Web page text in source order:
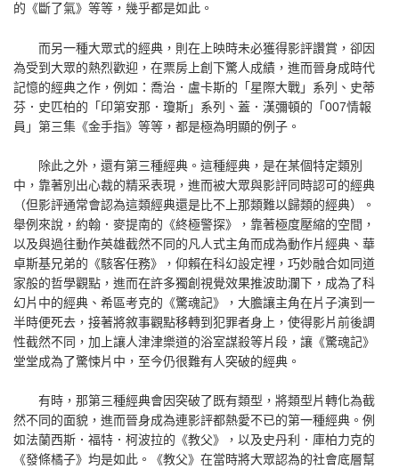
的《斷了氣》等等，幾乎都是如此。
而另一種大眾式的經典，則在上映時未必獲得影評讚賞，卻因
為受到大眾的熱烈歡迎，在票房上創下驚人成績，進而晉身成時代
記憶的經典之作，例如：喬治．盧卡斯的「星際大戰」系列、史蒂
芬．史匹柏的「印第安那．瓊斯」系列、蓋．漢彌頓的「007情報
員」第三集《金手指》等等，都是極為明顯的例子。
除此之外，還有第三種經典。這種經典，是在某個特定類別
中，靠著別出心裁的精采表現，進而被大眾與影評同時認可的經典
（但影評通常會認為這類經典還是比不上那類難以歸類的經典）。
舉例來說，約翰．麥提南的《終極警探》，靠著極度壓縮的空間，
以及與過往動作英雄截然不同的凡人式主角而成為動作片經典、華
卓斯基兄弟的《駭客任務》，仰賴在科幻設定裡，巧妙融合如同道
家般的哲學觀點，進而在許多獨創視覺效果推波助瀾下，成為了科
幻片中的經典、希區考克的《驚魂記》，大膽讓主角在片子演到一
半時便死去，接著將敘事觀點移轉到犯罪者身上，使得影片前後調
性截然不同，加上讓人津津樂道的浴室謀殺等片段，讓《驚魂記》
堂堂成為了驚悚片中，至今仍很難有人突破的經典。
有時，那第三種經典會因突破了既有類型，將類型片轉化為截
然不同的面貌，進而晉身成為連影評都熱愛不已的第一種經典。例
如法蘭西斯．福特．柯波拉的《教父》，以及史丹利．庫柏力克的
《發條橘子》均是如此。《教父》在當時將大眾認為的社會底層幫